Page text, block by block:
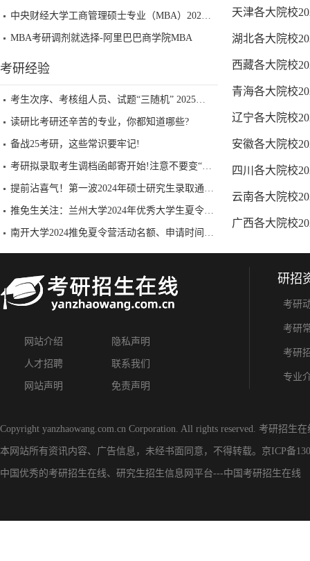
中央财经大学工商管理硕士专业（MBA）2025年调剂批考生复试安排及录取原则
MBA考研调剂就选择-阿里巴巴商学院MBA
考研经验
考生次序、考核组人员、试题“三随机” 2025考研复试还有哪些新特点？
读研比考研还辛苦的专业，你都知道哪些?
备战25考研，这些常识要牢记!
考研拟录取考生调档函邮寄开始!注意不要变“死档”!!
提前沾喜气！第一波2024年硕士研究生录取通知书已到手！
推免生关注：兰州大学2024年优秀大学生夏令营招生公告重磅发布！
南开大学2024推免夏令营活动名额、申请时间一览表已公布
天津各大院校
湖北各大院校
西藏各大院校
青海各大院校
辽宁各大院校
安徽各大院校
四川各大院校
云南各大院校
广西各大院校
网站介绍 隐私声明
人才招聘 联系我们
网站声明 免责声明
研招
考研
考研
考研
专业
Copyright yanzhaowang.com.cn Corporation. All rights reserved. 考研招生在
本网站所有资讯内容、广告信息，未经书面同意，不得转载。 京ICP备
中国优秀的考研招生在线、 研究生招生信息网 平台---中国考研招生在线